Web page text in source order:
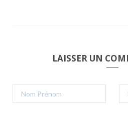
LAISSER UN